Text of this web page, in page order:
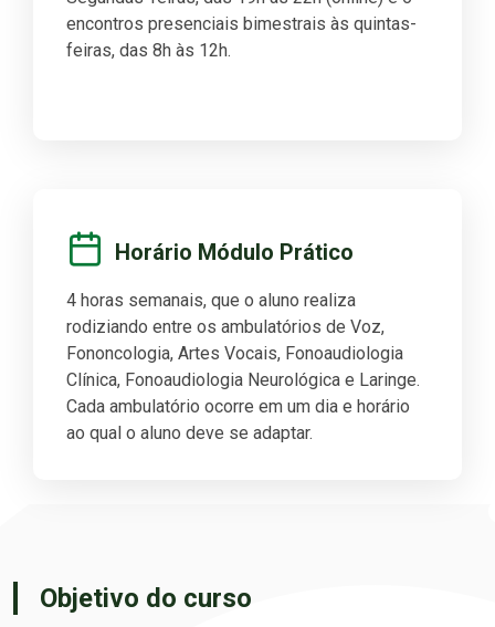
encontros presenciais bimestrais às quintas-
feiras, das 8h às 12h.
Horário Módulo Prático
4 horas semanais, que o aluno realiza
rodiziando entre os ambulatórios de Voz,
Fononcologia, Artes Vocais, Fonoaudiologia
Clínica, Fonoaudiologia Neurológica e Laringe.
Cada ambulatório ocorre em um dia e horário
ao qual o aluno deve se adaptar.
Objetivo do curso